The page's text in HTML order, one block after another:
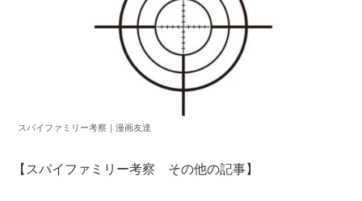
スパイファミリー考察｜漫画友達
【スパイファミリー考察 その他の記事】